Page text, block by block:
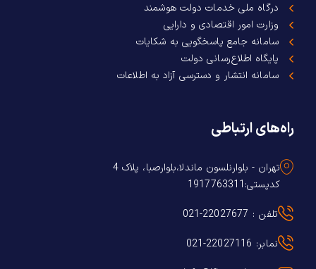
درگاه ملی خدمات دولت هوشمند
وزارت امور اقتصادی و دارایی
سامانه جامع پاسخگویی به شکایات
پایگاه اطلاع‌رسانی دولت
سامانه انتشار و دسترسی آزاد به اطلاعات
راه‌های ارتباطی
تهران - بلوارنلسون ماندلا،بلوارصبا، پلاک 4
کدپستی:1917763311
تلفن : 22027677-021
نمابر: 22027116-021